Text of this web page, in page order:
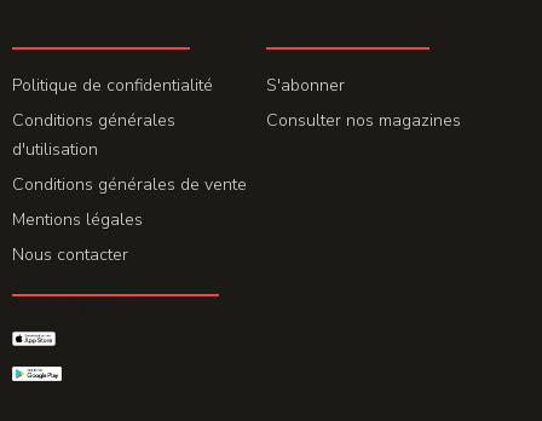
Politique de confidentialité
Conditions générales
d'utilisation
Conditions générales de vente
Mentions légales
Nous contacter
S'abonner
Consulter nos magazines